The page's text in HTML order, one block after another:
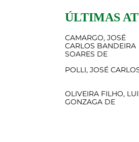
ÚLTIMAS
CAMARGO, JOSÉ
CARLOS BANDEIRA
SOARES DE
POLLI, JOSÉ
OLIVEIRA FILHO,
GONZAGA DE